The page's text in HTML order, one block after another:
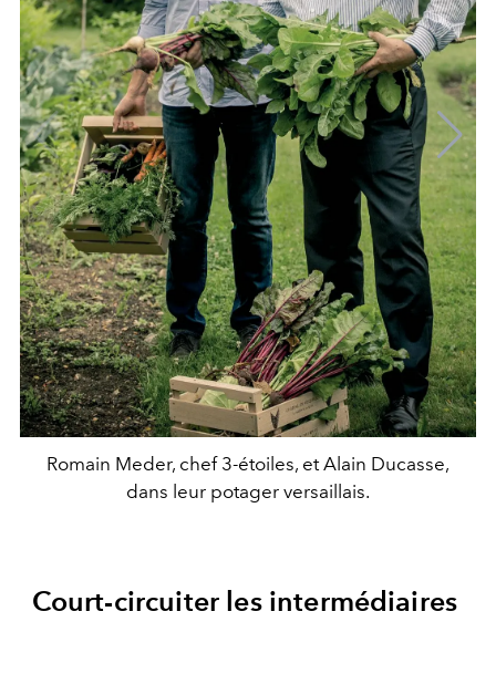
Romain Meder, chef 3-étoiles, et Alain Ducasse,
dans leur potager versaillais.
Court-circuiter les intermédiaires